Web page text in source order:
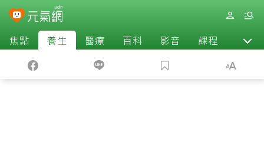
焦點 養生 醫療 百科 影音 課程 退休